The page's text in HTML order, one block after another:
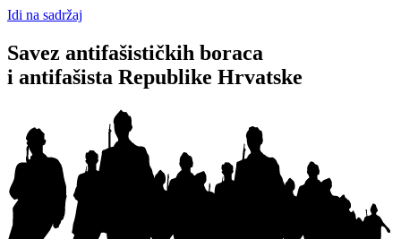
Idi na sadržaj
Savez antifašističkih boraca
i antifašista Republike Hrvatske